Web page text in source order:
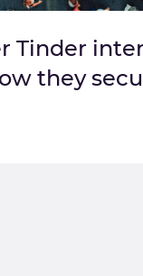
Tinder
they